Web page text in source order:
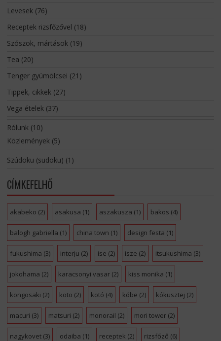
Levesek(76)
Receptek rizsfőzővel (18)
Szószok, mártások(19)
Tea (20)
Tenger gyümölcsei (21)
Tippek, cikkek(27)
Vega ételek(37)
Rólunk(10)
Közlemények(5)
Szúdoku (sudoku) (1)
CÍMKEFELHŐ
akabeko (2) asakusa (1) aszakusza (1) bakos (4)
balogh gabriella (1) china town (1) design festa (1)
fukushima (3) interju (2) ise (2) isze (2) itsukushima (3)
jokohama (2) karacsonyi vasar(2) kiss monika (1)
kongosaki (2) koto (2) kotó (4) kóbe (2) kókusztej (2)
macuri (3) matsuri (2) monorail (2) mori tower(2)
nagykovet(3) odaiba (1) receptek (2) rizsfőző (6)